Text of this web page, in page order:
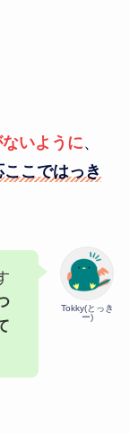
いように、
こではっき
Tokky(とっき
ー)